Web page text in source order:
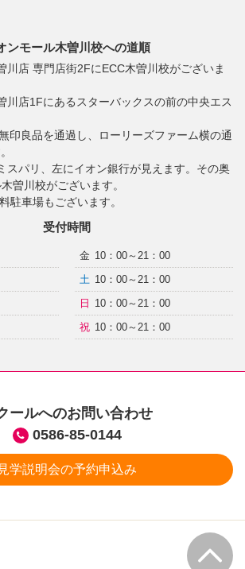
ンモール木曽川校への道順
川店 専門店街2FにECC木曽川校がございま
川店1Fにあるスターバックスの前の中央エス
印良品を通過し、ローリーズファーム横の通
スパリ、左にイオン銀行が見えます。その奥
曽川校がございます。
駐車場もございます。
受付時間
金 10：00～21：00
土 10：00～21：00
日
10：00～21：00
祝 10：00～21：00
ールへのお問い合わせ
0586-85-0144
見学説明会の予約申込み